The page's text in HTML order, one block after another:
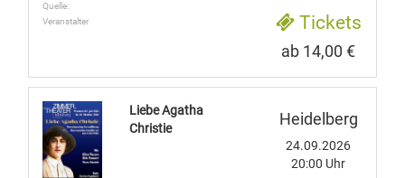
Quelle:
Veranstalter
Tickets
ab 14,00 €
Liebe Agatha
Christie
Heidelberg
24.09.2026
20:00 Uhr